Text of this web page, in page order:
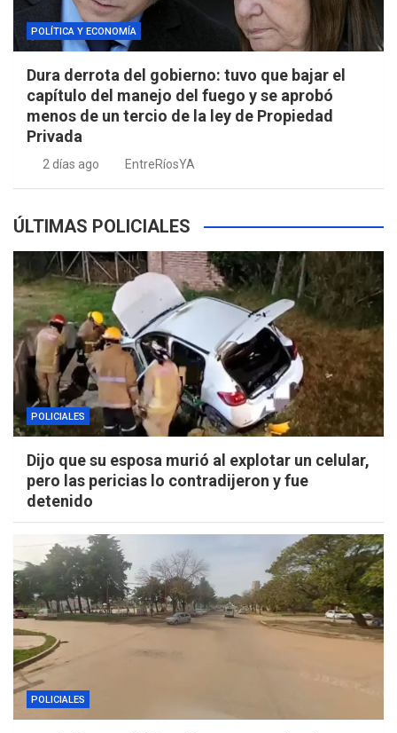
POLÍTICA Y ECONOMÍA
Dura derrota del gobierno: tuvo que bajar el
capítulo del manejo del fuego y se aprobó
menos de un tercio de la ley de Propiedad
Privada
2 días ago EntreRíosYA
ÚLTIMAS POLICIALES
POLICIALES
Dijo que su esposa murió al explotar un celular,
pero las pericias lo contradijeron y fue
detenido
POLICIALES